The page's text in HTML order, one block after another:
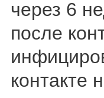
через 6
после
контакте